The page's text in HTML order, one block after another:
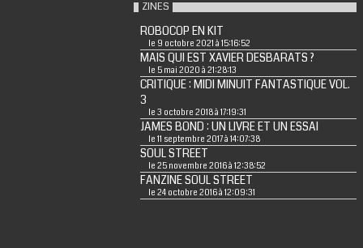
ZINES
ROBOCOP EN KIT
le 9 octobre 2021 à 15:16:52
MAIS QUI EST XAVIER DESBARATS ?
le 5 mai 2020 à 21:28:13
CRITIQUE : MIDI MINUIT FANTASTIQUE VOL.
3
le 3 octobre 2018 à 17:19:31
JAMES BOND : UN LIVRE ET UN ESSAI
le 11 septembre 2017 à 14:07:38
SOUL STREET
le 25 novembre 2016 à 12:38:52
FANZINE SOUL STREET
le 24 octobre 2016 à 12:09:31